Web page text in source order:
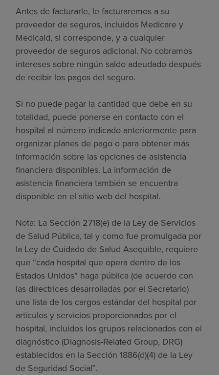
Antes de facturarle, le facturaremos a su
proveedor de seguros, incluidos Medicare y
Medicaid, si corresponde, y a cualquier
proveedor de seguros adicional. No cobramos
intereses sobre ningún saldo adeudado después
de recibir los pagos del seguro.
Si no puede pagar la cantidad que debe en su
totalidad, puede ponerse en contacto con el
hospital al número indicado anteriormente para
organizar planes de pago o para obtener más
información sobre las opciones de asistencia
financiera disponibles. La información de
asistencia financiera también se encuentra
disponible en el sitio web del hospital.
Nota: La Sección 2718(e) de la Ley de Servicios
de Salud Pública, tal y como fue promulgada por
la Ley de Cuidado de Salud Asequible, requiere
que “cada hospital que opera dentro de los
Estados Unidos” haga pública (de acuerdo con
las directrices desarrolladas por el Secretario)
una lista de los cargos estándar del hospital por
artículos y servicios proporcionados por el
hospital, incluidos los grupos relacionados con el
diagnóstico (Diagnosis-Related Group, DRG)
establecidos en la Sección 1886(d)(4) de la Ley
de Seguridad Social”.